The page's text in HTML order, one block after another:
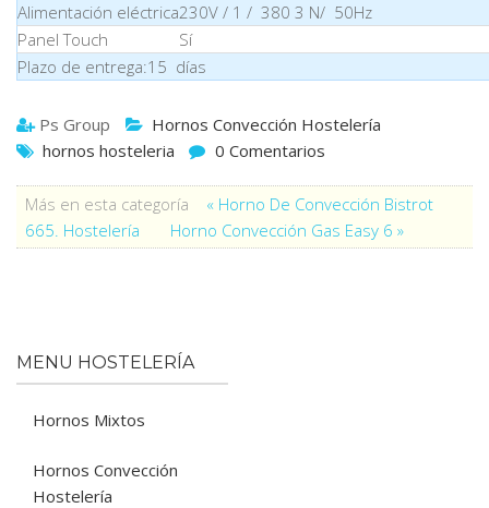
Alimentación eléctrica230V / 1 / 380 3 N/ 50Hz
Panel Touch
Sí
Plazo de entrega:15 días
Ps Group
Hornos Convección Hostelería
hornos hosteleria
0 Comentarios
Más en esta categoría
« Horno De Convección Bistrot
665. Hostelería
Horno Convección Gas Easy 6 »
MENU HOSTELERÍA
Hornos Mixtos
Hornos Convección
Hostelería